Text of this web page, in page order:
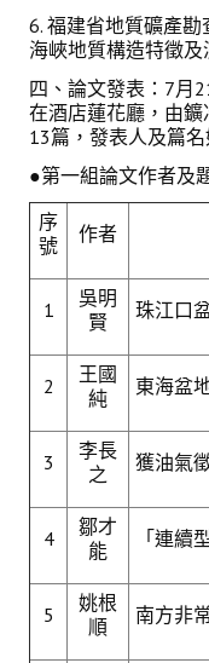
(測試)
會員申請
會員登入
6. 福建省地質礦產
海峽地質構造特徵及
四、論文發表：7月
在酒店蓮花廳，由
13篇，發表人及篇名
●第一組論文作者及
序
號
作者
1
吳明
賢
珠江口
2
王國
純
東海盆
3
李長
之
獲油氣
4
鄒才
能
「連續
5
姚根
順
南方非